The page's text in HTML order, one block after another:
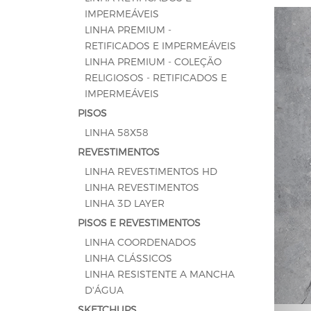
IMPERMEÁVEIS
LINHA PREMIUM -
RETIFICADOS E IMPERMEÁVEIS
LINHA PREMIUM - COLEÇÃO
RELIGIOSOS - RETIFICADOS E
IMPERMEÁVEIS
PISOS
LINHA 58X58
REVESTIMENTOS
LINHA REVESTIMENTOS HD
LINHA REVESTIMENTOS
LINHA 3D LAYER
PISOS E REVESTIMENTOS
LINHA COORDENADOS
LINHA CLÁSSICOS
LINHA RESISTENTE A MANCHA
D'ÁGUA